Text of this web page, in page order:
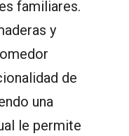
familiares.
y
de
una
le permite